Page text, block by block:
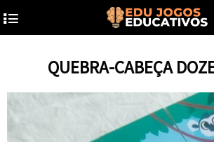
4
QUEBRA-CABEÇA